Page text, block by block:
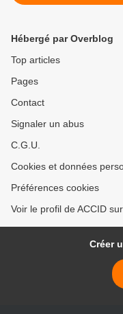
cantonales ?
Hébergé par Overblog
Top articles
Pages
Contact
Signaler un abus
C.G.U.
Cookies et données
Préférences cookies
Voir le profil de ACCID
Créer